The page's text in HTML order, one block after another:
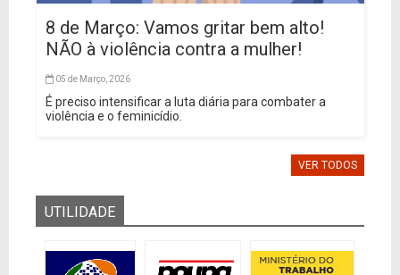
8 de Março: Vamos gritar bem alto!
NÃO à violência contra a mulher!
05 de Março, 2026
É preciso intensificar a luta diária para combater a
violência e o feminicídio.
VER TODOS
UTILIDADE